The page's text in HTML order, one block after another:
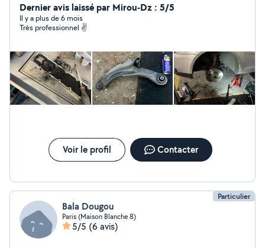
Dernier avis laissé par Mirou-Dz : 5/5
Il y a plus de 6 mois
Très professionnel ✌️
Voir le profil Contacter
Particulier
Bala Dougou
Paris (Maison Blanche 8)
5/5 (6 avis)